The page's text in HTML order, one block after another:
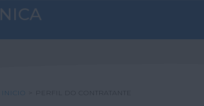
INICIO > PERFIL DO CONTRATANTE